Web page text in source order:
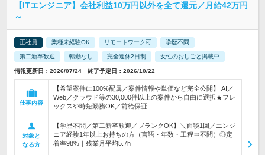
【ITエンジニア】会社利益10万円以外を全て還元／月給42万円
～
正社員 業種未経験OK リモートワーク可 学歴不問
第二新卒歓迎 転勤なし 完全週休2日制 女性のおしごと掲載中
情報更新日：2026/07/24 終了予定日：2026/10/22
仕事内容
【希望案件に100%配属／案件情報や単価など完全公開】 AI／
Web／クラウド等の30,000件以上の案件から自由に選択★フレ
ックスや時短勤務OK／前給保証
対象と
なる方
【学歴不問／第二新卒歓迎／ブランクOK】＼面談1回／エンジ
ニア経験1年以上お持ちの方（言語・年数・工程⇒不問）◎定
着率98%｜残業月平均5.7h